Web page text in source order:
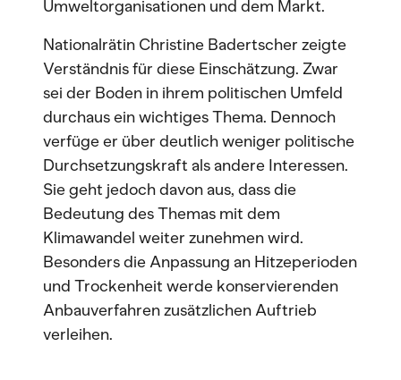
Umweltorganisationen und dem Markt.
Nationalrätin Christine Badertscher zeigte
Verständnis für diese Einschätzung. Zwar
sei der Boden in ihrem politischen Umfeld
durchaus ein wichtiges Thema. Dennoch
verfüge er über deutlich weniger politische
Durchsetzungskraft als andere Interessen.
Sie geht jedoch davon aus, dass die
Bedeutung des Themas mit dem
Klimawandel weiter zunehmen wird.
Besonders die Anpassung an Hitzeperioden
und Trockenheit werde konservierenden
Anbauverfahren zusätzlichen Auftrieb
verleihen.